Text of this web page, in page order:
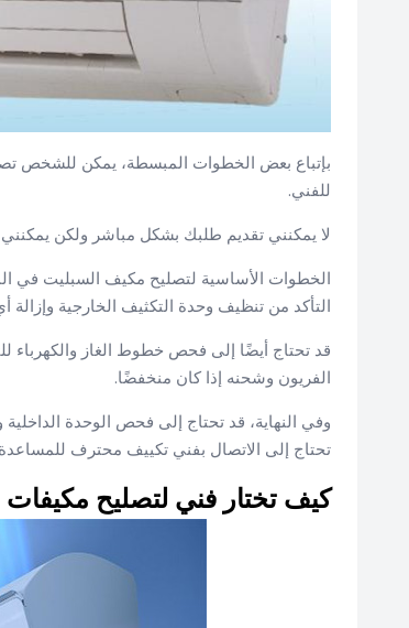
بإتباع بعض الخطوات المبسطة، يمكن للشخص
للفني.
لا يمكنني تقديم طلبك بشكل مباشر ولكن
الخطوات الأساسية لتصليح مكيف السبليت في
التأكد من تنظيف وحدة التكثيف الخارجية وإزالة
قد تحتاج أيضًا إلى فحص خطوط الغاز
الفريون وشحنه إذا كان منخفضًا.
وفي النهاية، قد تحتاج إلى فحص الوحدة
تحتاج إلى الاتصال بفني تكييف محترف
كيف تختار فني لتصليح